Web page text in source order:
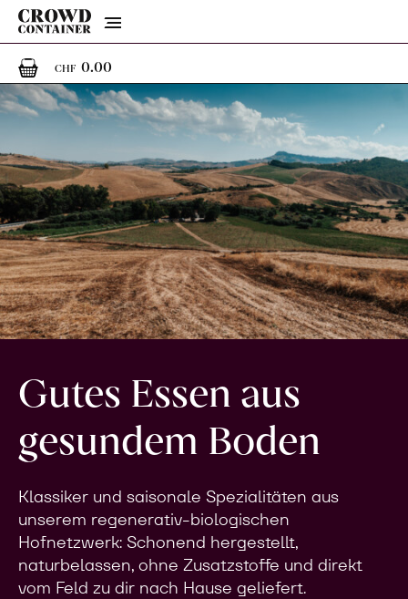
Menu
CHF 0.000 Artikel im Warenkorb
Gutes Essen aus
gesundem Boden
Klassiker und saisonale Spezialitäten aus
unserem regenerativ-biologischen
Hofnetzwerk: Schonend hergestellt,
naturbelassen, ohne Zusatzstoffe und direkt
vom Feld zu dir nach Hause geliefert.